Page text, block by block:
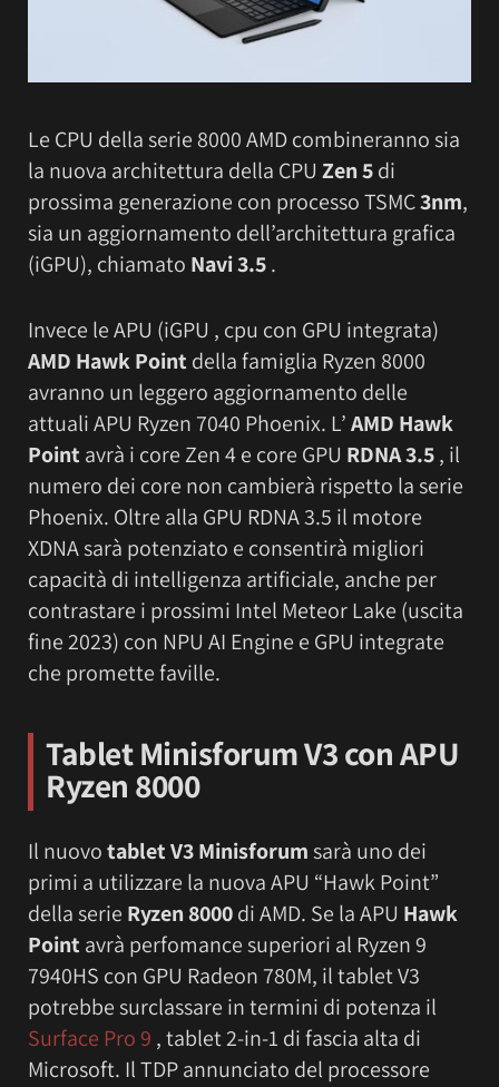
Le CPU della serie 8000 AMD combineranno sia
la nuova architettura della CPU Zen 5di
prossima generazione con processo TSMC3nm,
sia un aggiornamento dell’architettura grafica
(iGPU), chiamato Navi 3.5.
Invece le APU (iGPU , cpu con GPU integrata)
AMD Hawk Point della famiglia Ryzen 8000
avranno un leggero aggiornamento delle
attuali APU Ryzen 7040 Phoenix. L’AMD Hawk
Point avrà i core Zen 4 e core GPU RDNA 3.5, il
numero dei core non cambierà rispetto la serie
Phoenix. Oltre alla GPU RDNA 3.5 il motore
XDNA sarà potenziato e consentirà migliori
capacità di intelligenza artificiale, anche per
contrastare i prossimi Intel Meteor Lake (uscita
fine 2023) con NPU AI Engine e GPU integrate
che promette faville.
Tablet MinisforumV3con APU
Ryzen 8000
Il nuovotablet V3 Minisforumsarà uno dei
primi a utilizzare la nuova APU “Hawk Point”
della serie Ryzen 8000di AMD. Se la APU Hawk
Point avrà perfomance superiori al Ryzen 9
7940HS con GPU Radeon 780M, il tablet V3
potrebbe surclassare in termini di potenza il
Surface Pro 9 , tablet 2-in-1 di fascia alta di
Microsoft. Il TDP annunciato del processore